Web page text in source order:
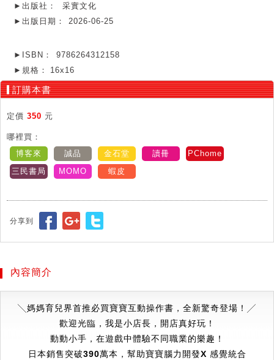
►出版社：
采實文化
►出版日期：
2026-06-25
►ISBN：
9786264312158
►規格：
16x16
訂購本書
定價 350 元
哪裡買：
博客來
誠品 金石堂 讀冊
PChome
三民書局
MOMO 蝦皮
分享到
內容簡介
╲媽媽育兒界首推必買寶寶互動操作書，全新驚奇登場！ ╱
歡迎光臨，我是小店長，開店真好玩！
動動小手，在遊戲中體驗不同職業的樂趣！
日本銷售突破390萬本，幫助寶寶腦力開發Χ 感覺統合